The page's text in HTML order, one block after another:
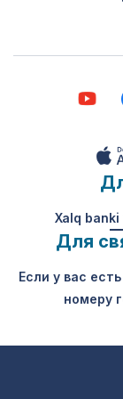
Это
Xalq
Для
Если у вас
номеру